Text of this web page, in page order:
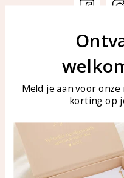
Veelgestelde vragen
Sieraden onderhouden
Meld je aan voor
korting op